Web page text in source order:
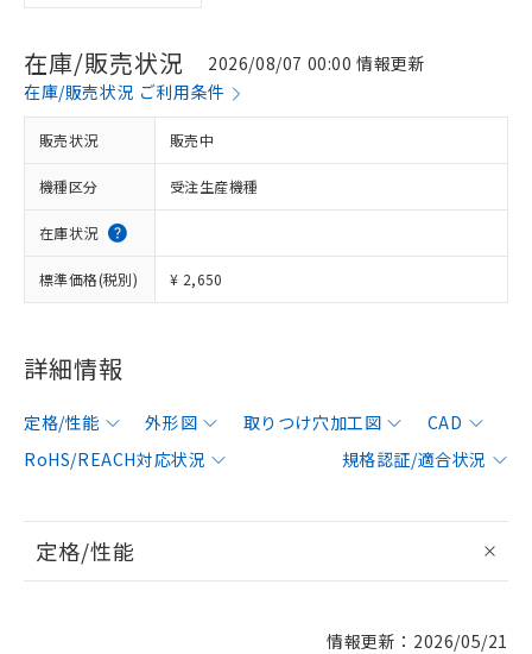
在庫/販売状況
2026/08/07 00:00 情報更新
在庫/販売状況 ご利用条件
販売状況 販売中
機種区分 受注生産機種
在庫状況
標準価格(税別) ¥ 2,650
詳細情報
定格/性能 外形図 取りつけ穴加工図
CAD
RoHS/REACH対応状況
規格認証/適合状況
定格/性能
情報更新：2026/05/21